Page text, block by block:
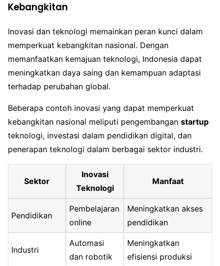
Kebangkitan
Inovasi dan teknologi memainkan peran kunci dalam
memperkuat kebangkitan nasional. Dengan
memanfaatkan kemajuan teknologi, Indonesia dapat
meningkatkan daya saing dan kemampuan adaptasi
terhadap perubahan global.
Beberapa contoh inovasi yang dapat memperkuat
kebangkitan nasional meliputi pengembangan startup
teknologi, investasi dalam pendidikan digital, dan
penerapan teknologi dalam berbagai sektor industri.
Sektor
Inovasi
Teknologi
Manfaat
Pendidikan
Pembelajaran
online
Meningkatkan akses
pendidikan
Industri
Automasi
dan robotik
Meningkatkan
efisiensi produksi